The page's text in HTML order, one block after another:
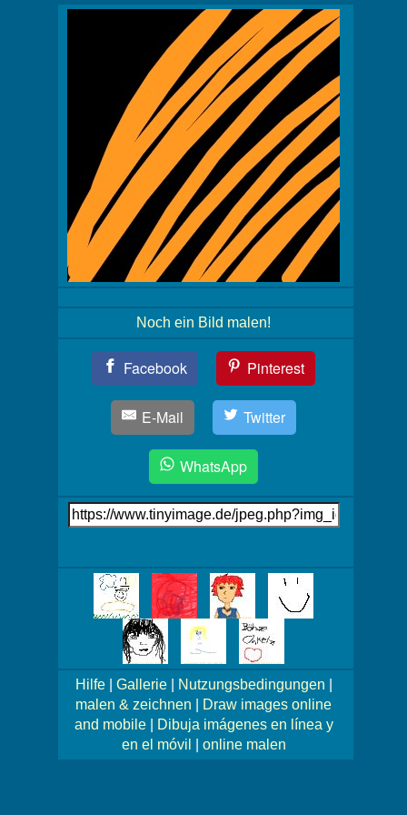
Noch ein Bild malen!
Facebook Pinterest
E-Mail Twitter
WhatsApp
Link
auf's
Bilder!
Hilfe| Gallerie| Nutzungsbedingungen
malen & zeichnen
Draw images online
and mobile|
Dibuja imágenes en línea y
en el móvil
online malen